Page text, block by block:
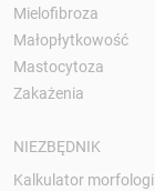
Mielofibroza
Małopłytkowość
Mastocytoza
Zakażenia
NIEZBĘDNIK
Kalkulator